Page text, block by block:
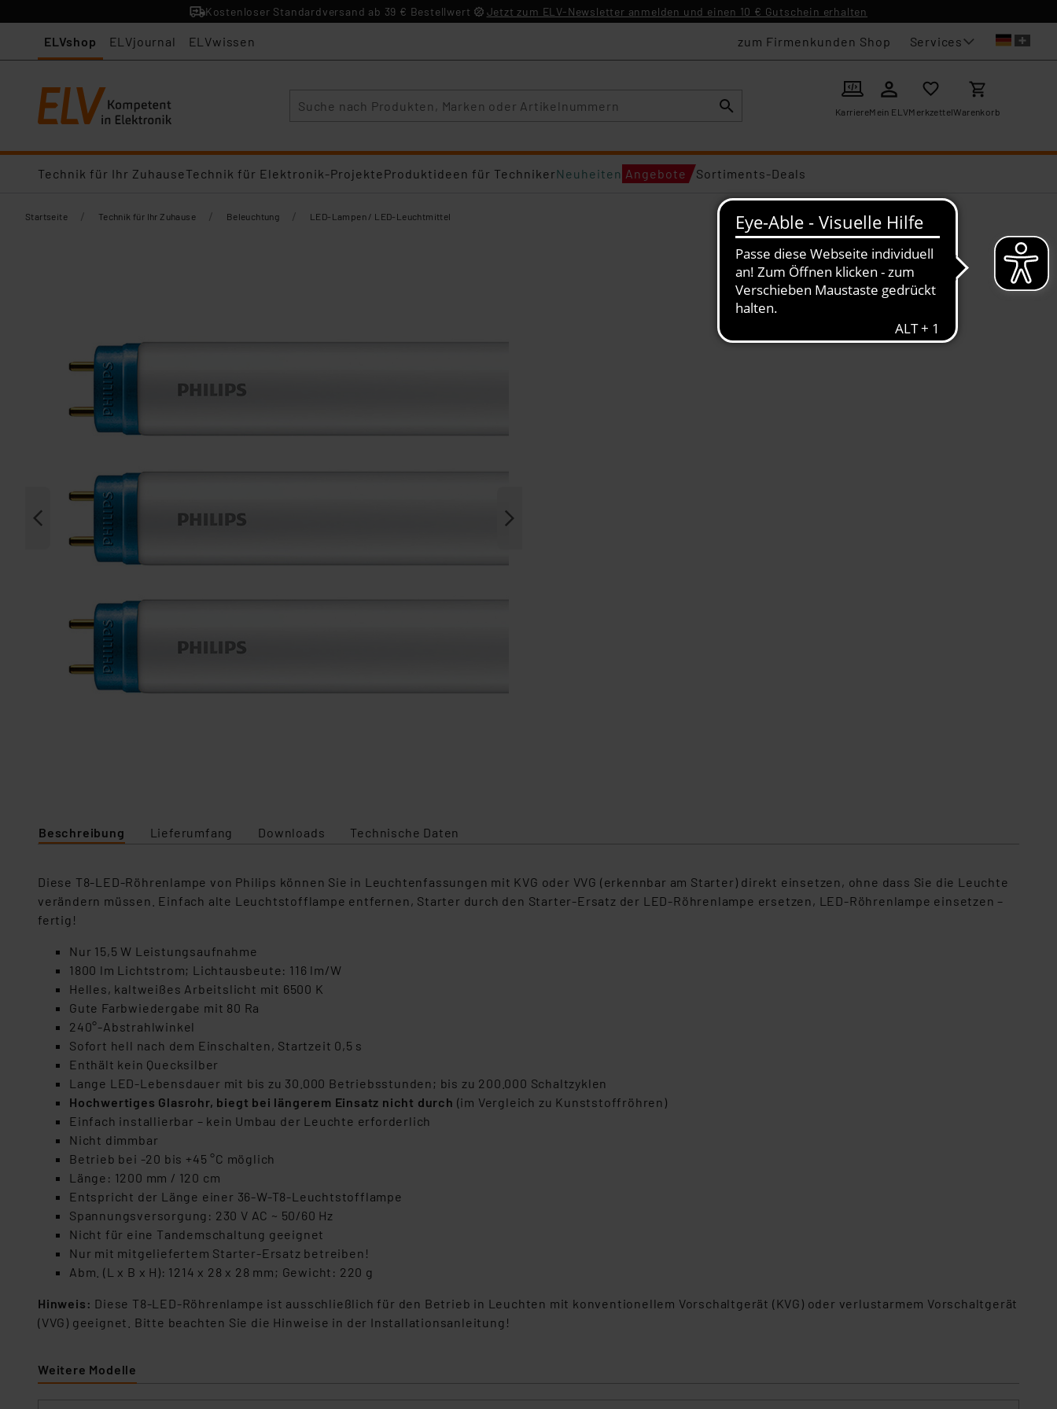
Kostenloser Standardversand ab 39 € Bestellwert Jetzt zum ELV-Newsletter anmelden und einen 10 € Gutschein erhalten
ELVshop ELVjournal ELVwissen zum Firmenkunden Shop Services
KarriereMein ELVMerkzettelWarenkorb
Technik für Ihr ZuhauseTechnik für Elektronik-ProjekteProduktideen für TechnikerNeuheiten Angebote Sortiments-Deals
Startseite / Technik für Ihr Zuhause / Beleuchtung / LED-Lampen / LED-Leuchtmittel
Beschreibung Lieferumfang Downloads Technische Daten
Diese T8-LED-Röhrenlampe von Philips können Sie in Leuchtenfassungen mit KVG oder VVG (erkennbar am Starter) direkt einsetzen, ohne dass Sie die Leuchte
verändern müssen. Einfach alte Leuchtstofflampe entfernen, Starter durch den Starter-Ersatz der LED-Röhrenlampe ersetzen, LED-Röhrenlampe einsetzen –
fertig!
Nur 15,5 W Leistungsaufnahme
1800 lm Lichtstrom; Lichtausbeute: 116 lm/W
Helles, kaltweißes Arbeitslicht mit 6500 K
Gute Farbwiedergabe mit 80 Ra
240°-Abstrahlwinkel
Sofort hell nach dem Einschalten, Startzeit 0,5 s
Enthält kein Quecksilber
Lange LED-Lebensdauer mit bis zu 30.000 Betriebsstunden; bis zu 200.000 Schaltzyklen
Hochwertiges Glasrohr, biegt bei längerem Einsatz nicht durch (im Vergleich zu Kunststoffröhren)
Einfach installierbar – kein Umbau der Leuchte erforderlich
Nicht dimmbar
Betrieb bei -20 bis +45 °C möglich
Länge: 1200 mm / 120 cm
Entspricht der Länge einer 36-W-T8-Leuchtstofflampe
Spannungsversorgung: 230 V AC ~ 50/60 Hz
Nicht für eine Tandemschaltung geeignet
Nur mit mitgeliefertem Starter-Ersatz betreiben!
Abm. (L x B x H): 1214 x 28 x 28 mm; Gewicht: 220 g
Hinweis: Diese T8-LED-Röhrenlampe ist ausschließlich für den Betrieb in Leuchten mit konventionellem Vorschaltgerät (KVG) oder verlustarmem Vorschaltgerät
(VVG) geeignet. Bitte beachten Sie die Hinweise in der Installationsanleitung!
Weitere Modelle